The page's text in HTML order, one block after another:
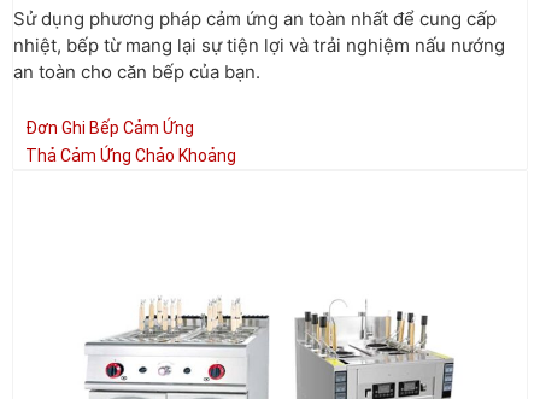
Sử dụng phương pháp cảm ứng an toàn nhất để cung cấp
nhiệt, bếp từ mang lại sự tiện lợi và trải nghiệm nấu nướng
an toàn cho căn bếp của bạn.
Đơn Ghi Bếp Cảm Ứng
Thả Cảm Ứng Chảo Khoảng